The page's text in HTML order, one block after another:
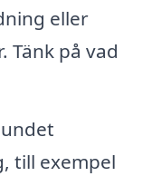
eller
Tänk på vad
till exempel